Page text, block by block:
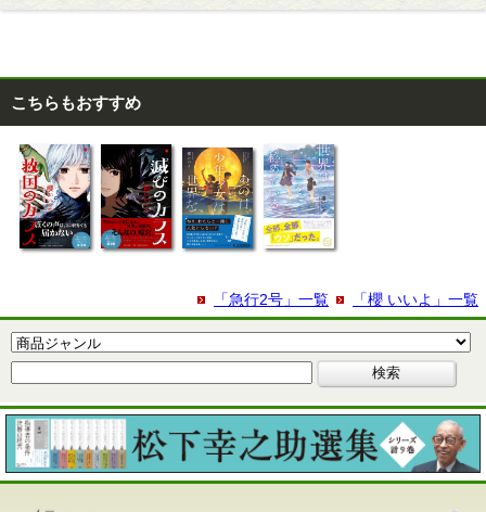
こちらもおすすめ
「櫻 いいよ」一覧
「急行2号」一覧